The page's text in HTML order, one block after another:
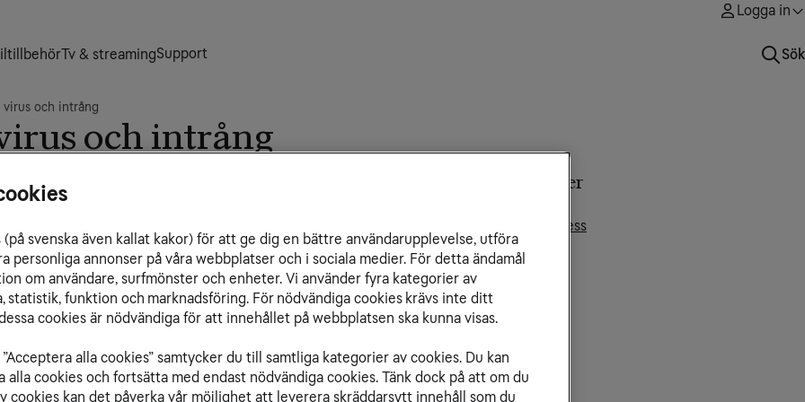
Logga in
Tv & streamingSupport Sök
virus och intrång
och intrång
vanligt fenomen. När du ansluter dig till
nätattackerna med hjälp av
virus och trojaner som sprids över internet
som bland annat innehåller virusskydd och
och access
och UDP-portar som kan användas för
Denna artikel innehåller
Blockering av portar och access
svenska även kallat kakor) för att ge dig en bättre användarupplevelse, utföra
personliga annonser på våra webbplatser och i sociala medier. För detta ändamål
om användare, surfmönster och enheter. Vi använder fyra kategorier av
statistik, funktion och marknadsföring. För nödvändiga cookies krävs inte ditt
cookies är nödvändiga för att innehållet på webbplatsen ska kunna visas.
alla cookies” samtycker du till samtliga kategorier av cookies. Du kan
alla cookies och fortsätta med endast nödvändiga cookies. Tänk dock på att om du
cookies kan det påverka vår möjlighet att leverera skräddarsytt innehåll som du